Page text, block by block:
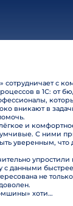
с
в 1С: от
вникают в
и
С ними
уверенным, что
упростили
с данными
не только
От всей команды «Агропромшины» хотим поблагодарить специалистов Legal Bridge за отличную работу и человеческое отношение.…